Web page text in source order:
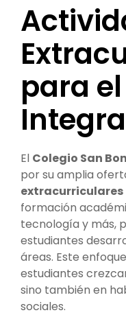
para
El Colegio San
por su amplia
extracurriculares
formación
tecnología y más,
estudiantes
áreas. Este
estudiantes
sino también en
sociales.